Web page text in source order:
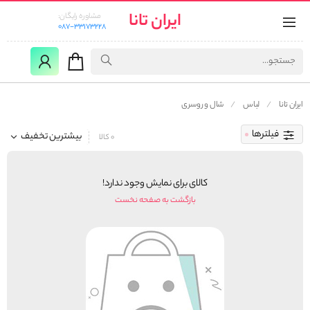
ایران تانا
مشاوره رایگان:
087-33173228
ایران تانا لباس شال و روسری
فیلترها بیشترین تخفیف 0 کالا
کالای برای نمایش وجود ندارد!
بازگشت به صفحه نخست